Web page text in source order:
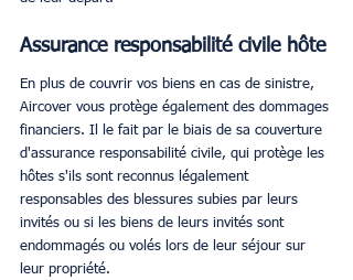
Assurance responsabilité civile hôte
En plus de couvrir vos biens en cas de sinistre,
Aircover vous protège également des dommages
financiers. Il le fait par le biais de sa couverture
d'assurance responsabilité civile, qui protège les
hôtes s'ils sont reconnus légalement
responsables des blessures subies par leurs
invités ou si les biens de leurs invités sont
endommagés ou volés lors de leur séjour sur
leur propriété.